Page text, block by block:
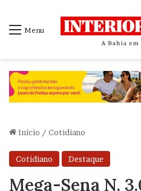
Menu
Início / Cotidiano
Cotidiano Destaque
Mega-Sena N.